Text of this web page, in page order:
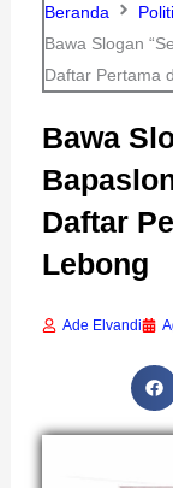
Beranda
Bawa Slogan
Daftar Pertama
Bawa
Daftar
Lebong
Ade Elvandi